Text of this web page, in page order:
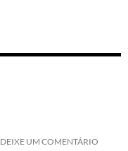
DEIXE UM COMENTÁRIO